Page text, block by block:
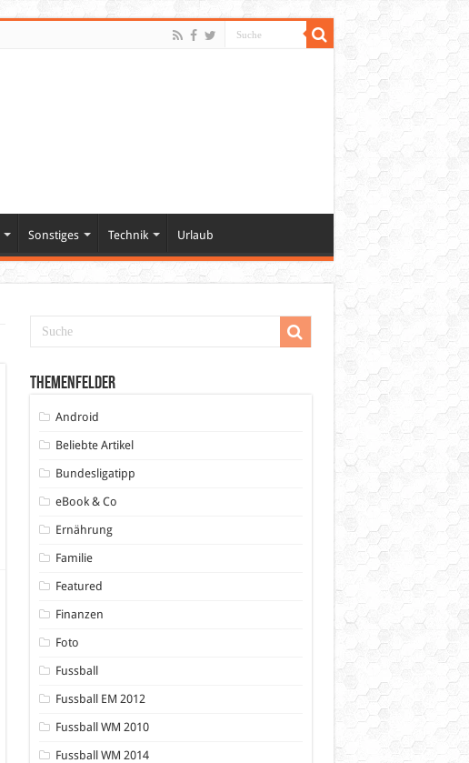
Sonstiges Technik Urlaub
Themenfelder
Android
Beliebte Artikel
Bundesligatipp
eBook & Co
Ernährung
Familie
Featured
Finanzen
Foto
Fussball
Fussball EM 2012
Fussball WM 2010
Fussball WM 2014